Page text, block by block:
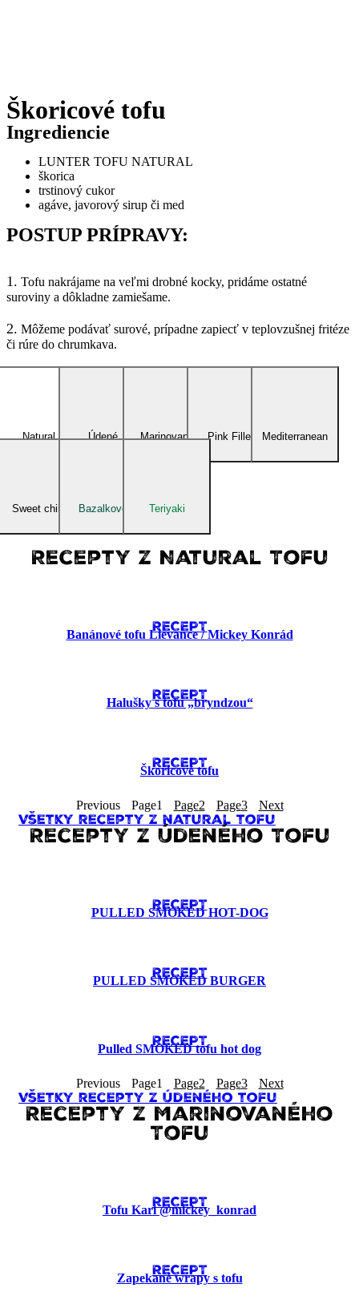
Škoricové tofu
Ingrediencie
LUNTER TOFU NATURAL
škorica
trstinový cukor
agáve, javorový sirup či med
POSTUP PRÍPRAVY:
1. Tofu nakrájame na veľmi drobné kocky, pridáme ostatné
suroviny a dôkladne zamiešame.
2. Môžeme podávať surové, prípadne zapiecť v teplovzušnej fritéze
či rúre do chrumkava.
Natural Údené Marinované Pink Fillet Mediterranean
Sweet chilli Bazalkové Teriyaki
Recepty z Natural Tofu
RECEPT
Banánové tofu Lievance​ / Mickey Konrád
RECEPT
Halušky s tofu „bryndzou“
RECEPT
Škoricové tofu
Previous Page1 Page2 Page3 Next
Všetky recepty z natural tofu
Recepty z Údeného Tofu
RECEPT
PULLED SMOKED HOT-DOG
RECEPT
PULLED SMOKED BURGER
RECEPT
Pulled SMOKED tofu hot dog
Previous Page1 Page2 Page3 Next
Všetky recepty z Údeného tofu
Recepty z Marinovaného
Tofu
RECEPT
Tofu Kari @mickey_konrad
RECEPT
Zapekané wrapy s tofu